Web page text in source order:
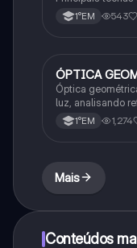
1°EM 543
Química
ÓPTICA
Óptica
luz, analisando
imagens em
os de Snell-
1°EM 1,274
Mais
Conteúdos